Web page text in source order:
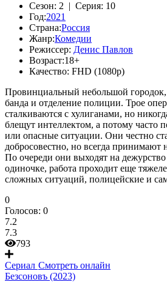
Сезон: 2 | Серия: 10
Год:2021
Страна:Россия
Жанр:Комедии
Режиссер: Денис Павлов
Возраст:18+
Качество: FHD (1080p)
Провинциальный небольшой городок,
банда и отделение полиции. Трое
сталкиваются с хулиганами, но
блещут интеллектом, а потому часто
или опасные ситуации. Они честно
добросовестно, но всегда принимают
По очереди они выходят на
одиночке, работа проходит еще
сложных ситуаций, полицейские и
0
Голосов: 0
7.2
7.3
793
Сериал Смотреть онлайн
Безсоновъ (2023)